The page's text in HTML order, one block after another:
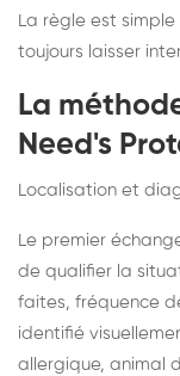
La règle est
toujours laisser
La
Need's
Localisation et
Le premier
de qualifier la
faites, fréquence
identifié
allergique, animal